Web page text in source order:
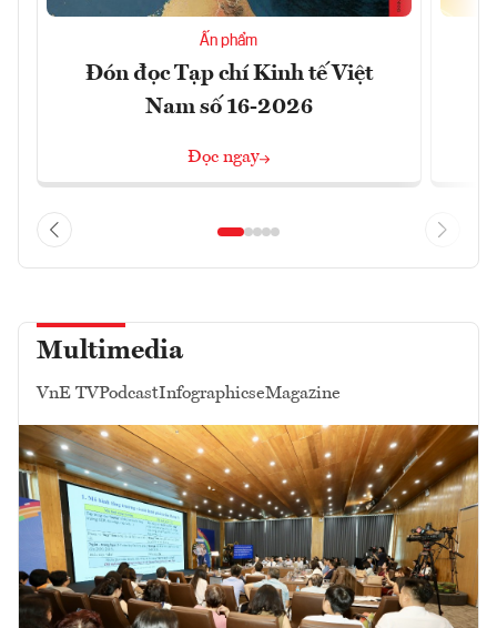
Ấn phẩm
Đón đọc Tạp chí Kinh tế Việt
Nam số 16-2026
Đọc ngay
Multimedia
VnE TVPodcastInfographicseMagazine